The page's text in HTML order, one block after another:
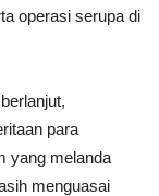
operasi serupa di
para
yang melanda
menguasai